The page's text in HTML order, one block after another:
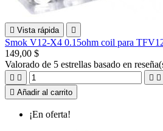
 Vista rápida 
Smok V12-X4 0.15ohm coil para
149,00 $
Valorado de 5 estrellas basado en
   
 Añadir al carrito
¡En oferta!